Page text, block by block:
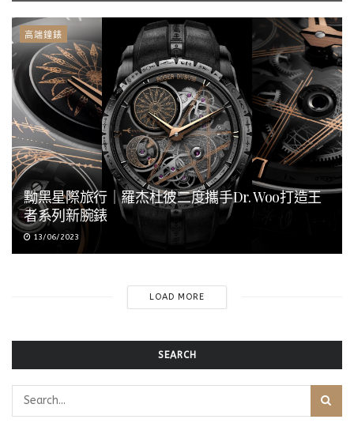
高端鐘錶
黝黑星際旅行｜羅杰杜彼二度攜手Dr. Woo打造王
者系列新腕錶
13/06/2023
LOAD MORE
SEARCH